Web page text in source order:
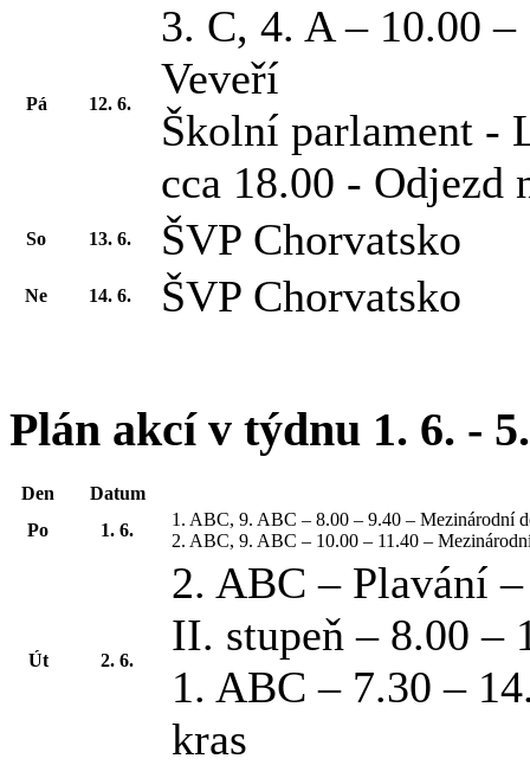
Pá 12. 6.
3. C, 4. A – 10.00
Veveří
Školní parlament -
cca 18.00 - Odjezd
So 13. 6. ŠVP Chorvatsko
Ne 14. 6. ŠVP Chorvatsko
Plán akcí v týdnu 1. 6. -
Den
Datum
Po
1. 6.
1. ABC, 9. ABC – 8.00 – 9.40 – Mezinárodní
2. ABC, 9. ABC – 10.00 – 11.40 –
Út 2. 6.
2. ABC – Plavání
II. stupeň – 8.00 –
1. ABC – 7.30 –
kras